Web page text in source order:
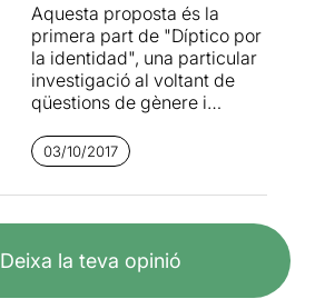
Aquesta proposta és la
primera part de "Díptico por
la identidad", una particular
investigació al voltant de
qüestions de gènere i
propostes de Caravana de
Tràilers 2016
vàrem votar, malgrat que
són
03/10/2017
Deixa la teva opinió